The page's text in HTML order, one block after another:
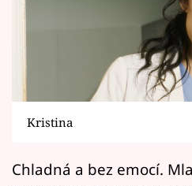
Sledujte prima+
Filmový festival
Mámy sobě
Kristina
Chladná a bez emocí.